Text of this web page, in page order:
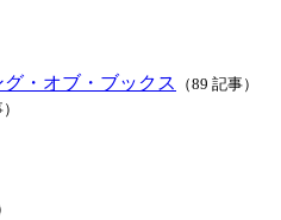
・オブ・ブックス （89 記事）